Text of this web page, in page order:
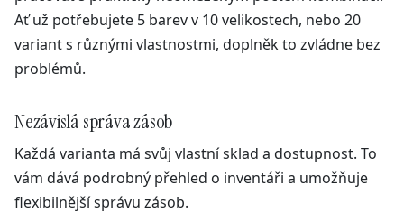
Ať už potřebujete 5 barev v 10 velikostech, nebo 20
variant s různými vlastnostmi, doplněk to zvládne bez
problémů.
Nezávislá správa zásob
Každá varianta má svůj vlastní sklad a dostupnost. To
vám dává podrobný přehled o inventáři a umožňuje
flexibilnější správu zásob.